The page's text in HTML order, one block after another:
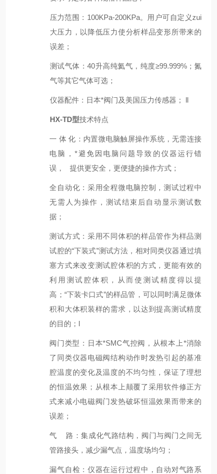
压力范围 ： 100KPa-200KPa。用户可自定义zui
大压力，以降低压力使分析样品变形所带来的
误差；
测试气体 ：40升高纯氦气，纯度≥99.999%；氮
气等其它气体可选；
仪器配件： 日本*阀门及美国压力传感器； ll
HX-TD型技术特点
一 体 化：内置微电脑触屏操作系统，无需连接
电脑，*避免因电脑问题导致的仪器运行错
误， 提供更安全，更便捷的操作方式；
全自动化：采用全程微电脑控制，测试过程中
无需人为操作，测试结束后自动显示测试数
据；
测试方式：采用不同体积的样品管作为样品测
试腔的“下装式”测试方法，相对同类仪器通过填
塞方式来改变测试腔体积的方式，更能有效的
利用测试腔体积，从而使测试精度得以提
高；“下装卡口式”的样品管，可以同时满足微体
积和大体积装样的需求，以达到提高测试精度
的目的；l
阀门类型：日本*SMC气控阀，从根本上*消除
了同类仪器电磁阀结构动作时发热引起的基准
腔温度的变化及温度的不均匀性，保证了理想
的恒温效果；从根本上颠覆了采用软件修正方
式来减小电磁阀门发热破坏恒温效果而带来的
误差；
气 路：集成化气路结构，阀门与阀门之间无
管路接头，减少漏气点，温度场均匀；
漏气自检：仪器在运行过程中，自动对气路系